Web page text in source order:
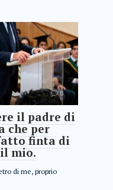
0
il padre di
che per
finta di
mio.
di me, proprio